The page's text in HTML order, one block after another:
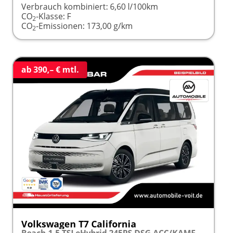
Verbrauch kombiniert: 6,60 l/100km
CO2-Klasse: F
CO2-Emissionen: 173,00 g/km
ab 390,– € mtl.
Volkswagen T7 California